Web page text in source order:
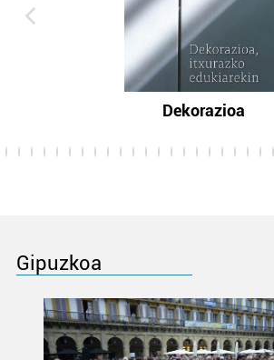
Dekorazioa
Gipuzkoa